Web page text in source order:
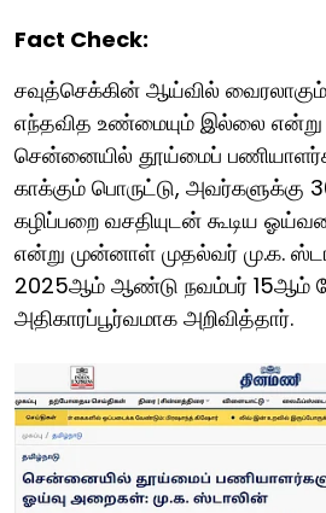
Fact Check:
சவுத்செக்கின் ஆய்வில்
எந்தவித உண்மையும் இல்லை என்று
சென்னையில் தூய்மைப்
காக்கும் பொருட்டு, அவர்களுக்கு
கழிப்பறை வசதியுடன் கூடிய
என்று முன்னாள் முதல்வர் மு.க.
2025ஆம் ஆண்டு நவம்பர் 15ஆம்
அதிகாரப்பூர்வமாக அறிவித்தார்.